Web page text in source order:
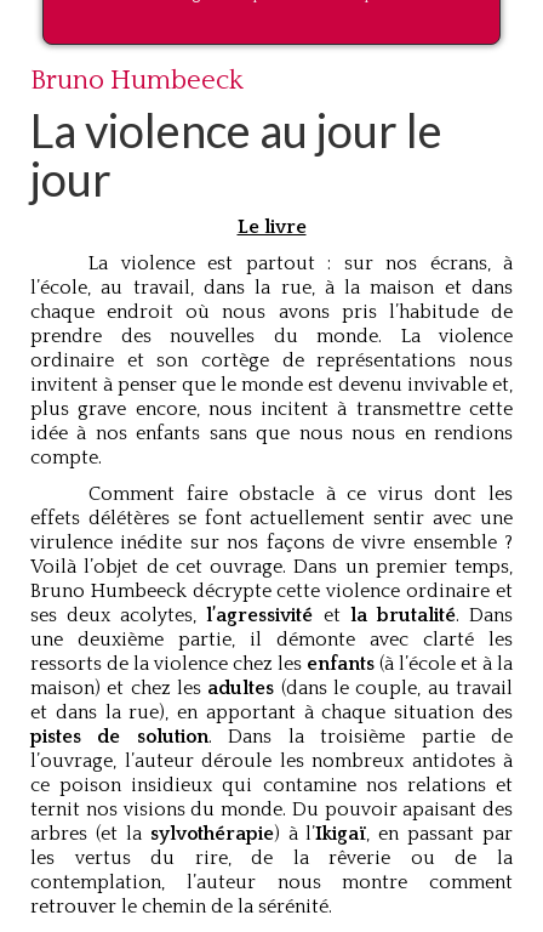
Bruno Humbeeck
La violence au jour le
jour
Le livre
La violence est partout : sur nos écrans, à
l’école, au travail, dans la rue, à la maison et dans
chaque endroit où nous avons pris l’habitude de
prendre des nouvelles du monde. La violence
ordinaire et son cortège de représentations nous
invitent à penser que le monde est devenu invivable et,
plus grave encore, nous incitent à transmettre cette
idée à nos enfants sans que nous nous en rendions
compte.
Comment faire obstacle à ce virus dont les
effets délétères se font actuellement sentir avec une
virulence inédite sur nos façons de vivre ensemble ?
Voilà l’objet de cet ouvrage. Dans un premier temps,
Bruno Humbeeck décrypte cette violence ordinaire et
ses deux acolytes,l’agressivité et la brutalité. Dans
une deuxième partie, il démonte avec clarté les
ressorts de la violence chez les enfants (à l’école et à la
maison) et chez les adultes (dans le couple, au travail
et dans la rue), en apportant à chaque situation des
pistes de solution. Dans la troisième partie de
l’ouvrage, l’auteur déroule les nombreux antidotes à
ce poison insidieux qui contamine nos relations et
ternit nos visions du monde. Du pouvoir apaisant des
arbres (et la sylvothérapie) à l’Ikigaï, en passant par
les vertus du rire, de la rêverie ou de la
contemplation, l’auteur nous montre comment
retrouver le chemin de la sérénité.